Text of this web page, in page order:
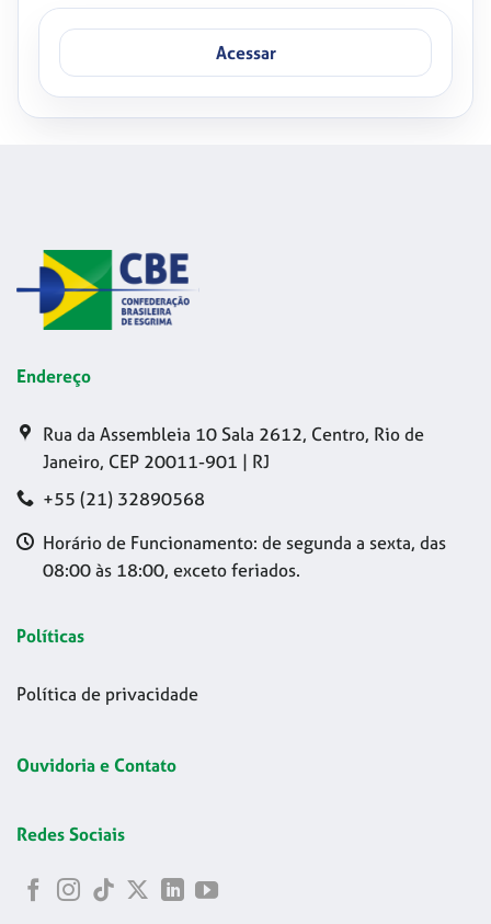
Acessar
Endereço
Rua da Assembleia 10 Sala 2612, Centro, Rio de
Janeiro, CEP 20011-901 | RJ
+55 (21) 32890568
Horário de Funcionamento: de segunda a sexta, das
08:00 às 18:00, exceto feriados.
Políticas
Política de privacidade
Ouvidoria e Contato
Redes Sociais